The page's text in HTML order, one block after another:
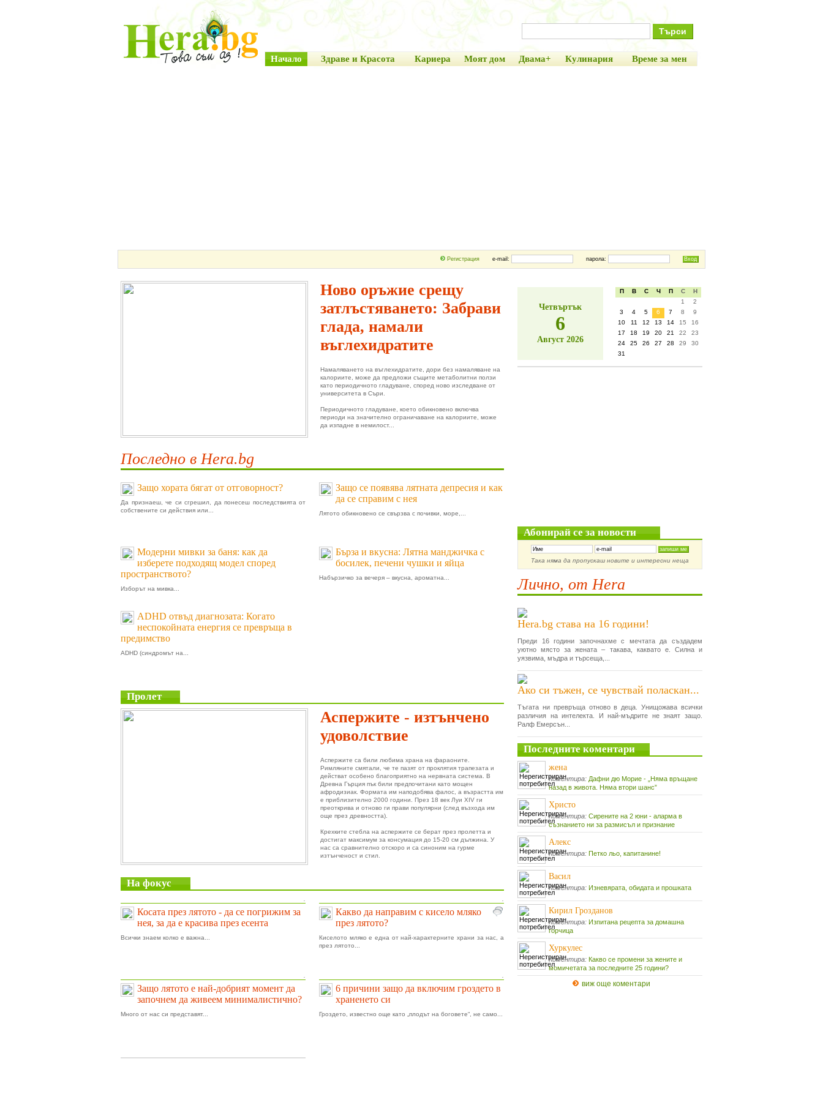
Начало Здраве и Красота Кариера Моят дом Двама+ Кулинария Време за мен
Регистрация e-mail: парола:
Ново оръжие срещу
затлъстяването: Забрави
глада, намали
въглехидратите
Намаляването на въглехидратите, дори без намаляване на
калориите, може да предложи същите метаболитни ползи
като периодичното гладуване, според ново изследване от
университета в Съри.
Периодичното гладуване, което обикновено включва
периоди на значително ограничаване на калориите, може
да изпадне в немилост...
Последно в Hera.bg
Защо хората бягат от отговорност?
Да признаеш, че си сгрешил, да понесеш последствията от
собствените си действия или...
Защо се появява лятната депресия и как
да се справим с нея
Лятото обикновено се свързва с почивки, море,...
Модерни мивки за баня: как да
изберете подходящ модел според
пространството?
Изборът на мивка...
Бърза и вкусна: Лятна манджичка с
босилек, печени чушки и яйца
Набързичко за вечеря – вкусна, ароматна...
ADHD отвъд диагнозата: Когато
неспокойната енергия се превръща в
предимство
ADHD (синдромът на...
Пролет
Аспержите - изтънчено
удоволствие
Аспержите са били любима храна на фараоните.
Римляните смятали, че те пазят от проклятия трапезата и
действат особено благоприятно на нервната система. В
Древна Гърция пък били предпочитани като мощен
афродизиак. Формата им наподобява фалос, а възрастта им
е приблизително 2000 години. През 18 век Луи XIV ги
преоткрива и отново ги прави популярни (след възхода им
още през древността).
Крехките стебла на аспержите се берат през пролетта и
достигат максимум за консумация до 15-20 см дължина. У
нас са сравнително отскоро и са синоним на гурме
изтънченост и стил.
На фокус
Косата през лятото - да се погрижим за
нея, за да е красива през есента
Всички знаем колко е важна...
Какво да направим с кисело мляко
през лятото?
Киселото мляко е една от най-характерните храни за нас, а
през лятото...
Защо лятото е най-добрият момент да
започнем да живеем минималистично?
Много от нас си представят...
6 причини защо да включим гроздето в
храненето си
Гроздето, известно още като „плодът на боговете“, не само...
Четвъртък
6
Август 2026
П В С Ч П С
Н
1
2
3
4 5 6 7 8
9
10
11 12 13 14 15
16
17
18 19 20 21 22
23
24
25 26 27 28 29
30
31
Абонирай се за новости
Така няма да пропускаш новите и интересни неща
Лично, от Hera
Hera.bg става на 16 години!
Преди 16 години започнахме с мечтата да създадем
уютно място за жената – такава, каквато е. Силна и
уязвима, мъдра и търсеща,...
Ако си тъжен, се чувствай поласкан...
Тъгата ни превръща отново в деца. Унищожава всички
различия на интелекта. И най-мъдрите не знаят защо.
Ралф Емерсън...
Последните коментари
жена
Коментира: Дафни дю Морие - „Няма връщане
назад в живота. Няма втори шанс”
Христо
Коментира: Сирените на 2 юни - аларма в
съзнанието ни за размисъл и признание
Алекс
Коментира: Петко льо, капитанине!
Васил
Коментира: Изневярата, обидата и прошката
Кирил Грозданов
Коментира: Изпитана рецепта за домашна
горчица
Хуркулес
Коментира: Какво се промени за жените и
момичетата за последните 25 години?
виж още коментари